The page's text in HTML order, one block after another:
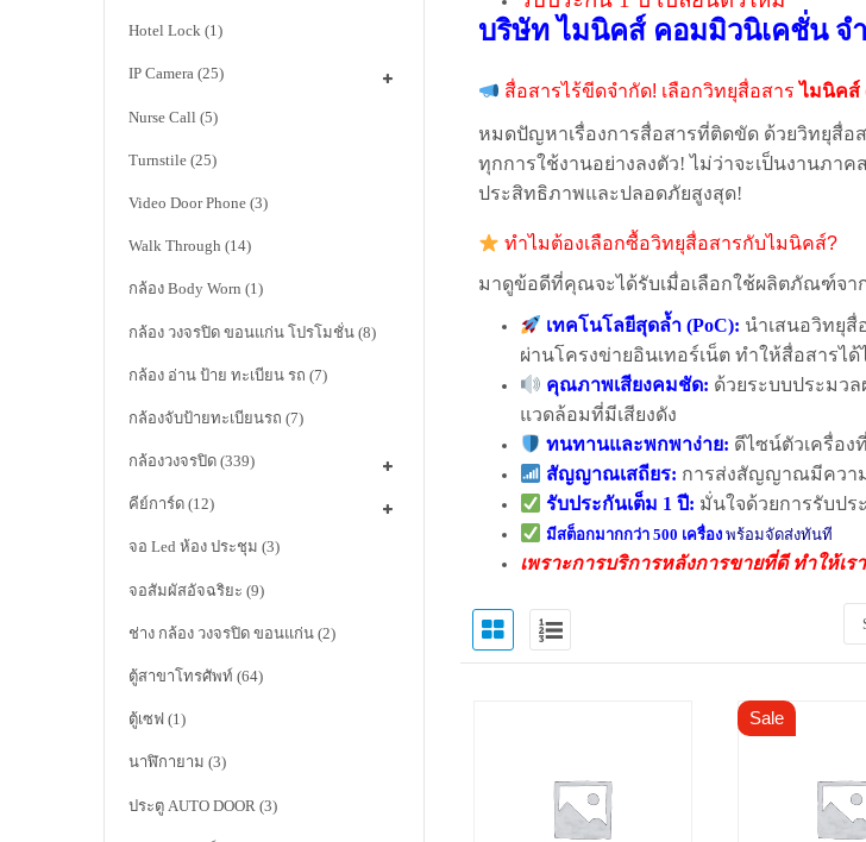
Hotel Lock (1)
IP Camera (25)
Nurse Call (5)
Turnstile (25)
Video Door Phone (3)
Walk Through (14)
กล้อง Body Worn (1)
กล้อง วงจรปิด ขอนแก่น โปรโมชั่น (8)
กล้อง อ่าน ป้าย ทะเบียน รถ (7)
กล้องจับป้ายทะเบียนรถ (7)
กล้องวงจรปิด (339)
คีย์การ์ด (12)
จอ Led ห้อง ประชุม (3)
จอสัมผัสอัจฉริยะ (9)
ช่าง กล้อง วงจรปิด ขอนแก่น (2)
ตู้สาขาโทรศัพท์ (64)
ตู้เซฟ (1)
นาฬิกายาม (3)
ประตู AUTO DOOR (3)
บริษัท ไมนิคส์ คอมมิวนิเคชั่น จ
สื่อสารไร้ขีดจำกัด! เลือกวิทยุสื่อสารไมนิคส์
หมดปัญหาเรื่องการสื่อสารที่ติดขัด ด้วยวิทยุสื่อ
ทุกการใช้งานอย่างลงตัว! ไม่ว่าจะเป็นงานภา
ประสิทธิภาพและปลอดภัยสูงสุด!
ทำไมต้องเลือกซื้อวิทยุสื่อสารกับไมนิคส์?
มาดูข้อดีที่คุณจะได้รับเมื่อเลือกใช้ผลิตภัณฑ์จาก
เทคโนโลยีสุดล้ำ (PoC): นำเสนอวิทยุสื่
ผ่านโครงข่ายอินเทอร์เน็ต ทำให้สื่อสารไ
คุณภาพเสียงคมชัด: ด้วยระบบประมว
แวดล้อมที่มีเสียงดัง
ทนทานและพกพาง่าย: ดีไซน์ตัวเครื่อง
สัญญาณเสถียร: การส่งสัญญาณมีความ
รับประกันเต็ม 1 ปี: มั่นใจด้วยการรับป
มีสต็อกมากกว่า 500 เครื่อง พร้อมจัดส่งทันที
เพราะการบริการหลังการขายที่ดี ทำให้เร
Sale